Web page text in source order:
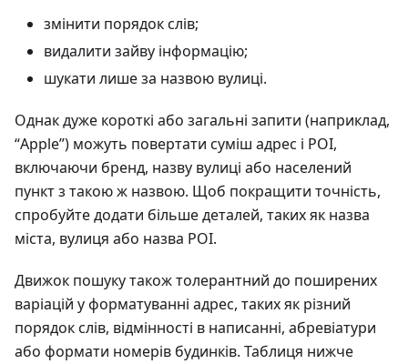
змінити порядок слів;
видалити зайву інформацію;
шукати лише за назвою вулиці.
Однак дуже короткі або загальні запити (наприклад,
“Apple”) можуть повертати суміш адрес і POI,
включаючи бренд, назву вулиці або населений
пункт з такою ж назвою. Щоб покращити точність,
спробуйте додати більше деталей, таких як назва
міста, вулиця або назва POI.
Движок пошуку також толерантний до поширених
варіацій у форматуванні адрес, таких як різний
порядок слів, відмінності в написанні, абревіатури
або формати номерів будинків. Таблиця нижче